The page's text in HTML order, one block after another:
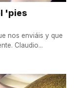
'pies
nos enviáis y que
Claudio...